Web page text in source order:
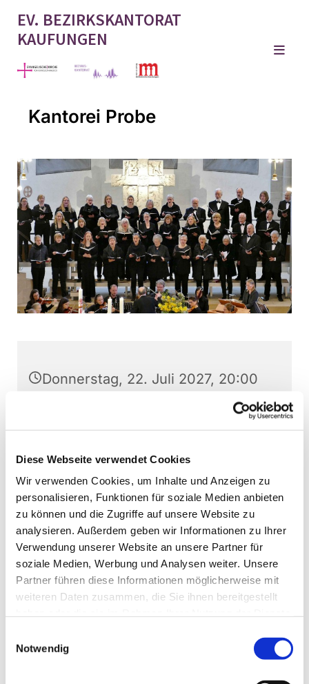
Diese Webseite verwendet Cookies
Wir verwenden Cookies, um Inhalte und Anzeigen zu
personalisieren, Funktionen für soziale Medien anbieten
zu können und die Zugriffe auf unsere Website zu
analysieren. Außerdem geben wir Informationen zu Ihrer
Verwendung unserer Website an unsere Partner für
soziale Medien, Werbung und Analysen weiter. Unsere
Partner führen diese Informationen möglicherweise mit
weiteren Daten zusammen, die Sie ihnen bereitgestellt
Notwendig
EV. BEZIRKSKANTORAT
KAUFUNGEN
Kantorei Probe
Donnerstag, 22. Juli 2027, 20:00
Schulstraße 22, 34260 Kaufungen
Kaufunger Kantorei, Martin
Baumann (Leitung)
Interessierte können jederzeit - außer direkt vor